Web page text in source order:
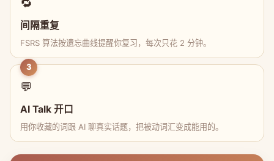
间隔重复
FSRS 算法按遗忘曲线提醒你复习，每次只花 2 分钟。
3
💬
AI Talk 开口
用你收藏的词跟 AI 聊真实话题，把被动词汇变成能用的。